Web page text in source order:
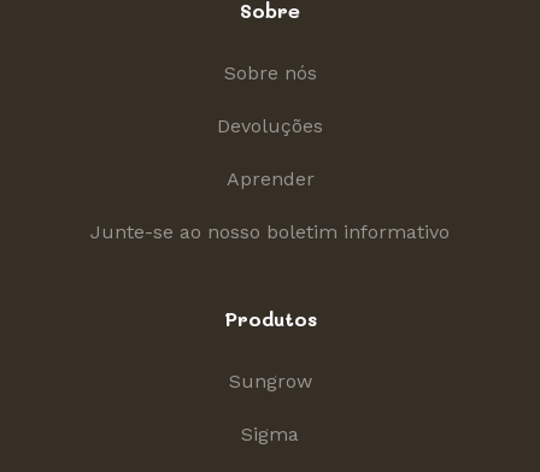
Sobre
Sobre nós
Devoluções
Aprender
Junte-se ao nosso boletim informativo
Produtos
Sungrow
Sigma